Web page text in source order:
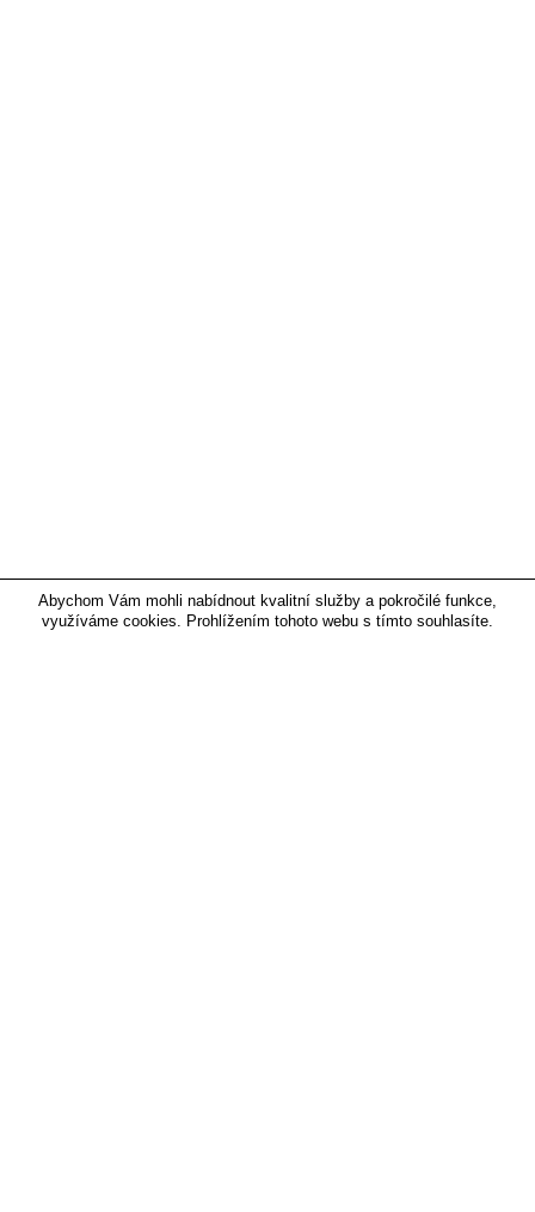
Abychom Vám mohli nabídnout kvalitní služby a pokročilé funkce,
využíváme cookies. Prohlížením tohoto webu s tímto souhlasíte.